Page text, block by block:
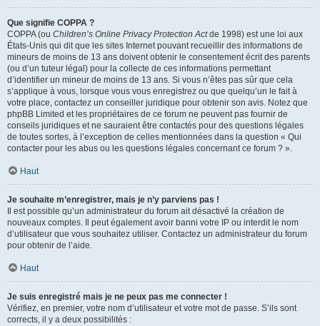
Que signifie COPPA ?
COPPA (ou Children’s Online Privacy Protection Actde 1998) est une loi aux
États-Unis qui dit que les sites Internet pouvant recueillir des informations de
mineurs de moins de 13 ans doivent obtenir le consentement écrit des parents
(ou d’un tuteur légal) pour la collecte de ces informations permettant
d’identifier un mineur de moins de 13 ans. Si vous n’êtes pas sûr que cela
s’applique à vous, lorsque vous vous enregistrez ou que quelqu’un le fait à
votre place, contactez un conseiller juridique pour obtenir son avis. Notez que
phpBB Limited et les propriétaires de ce forum ne peuvent pas fournir de
conseils juridiques et ne sauraient être contactés pour des questions légales
de toutes sortes, à l’exception de celles mentionnées dans la question « Qui
contacter pour les abus ou les questions légales concernant ce forum ? ».
Haut
Je souhaite m’enregistrer, mais je n’y parviens pas !
Il est possible qu’un administrateur du forum ait désactivé la création de
nouveaux comptes. Il peut également avoir banni votre IP ou interdit le nom
d’utilisateur que vous souhaitez utiliser. Contactez un administrateur du forum
pour obtenir de l’aide.
Haut
Je suis enregistré mais je ne peux pas me connecter !
Vérifiez, en premier, votre nom d’utilisateur et votre mot de passe. S’ils sont
corrects, il y a deux possibilités :